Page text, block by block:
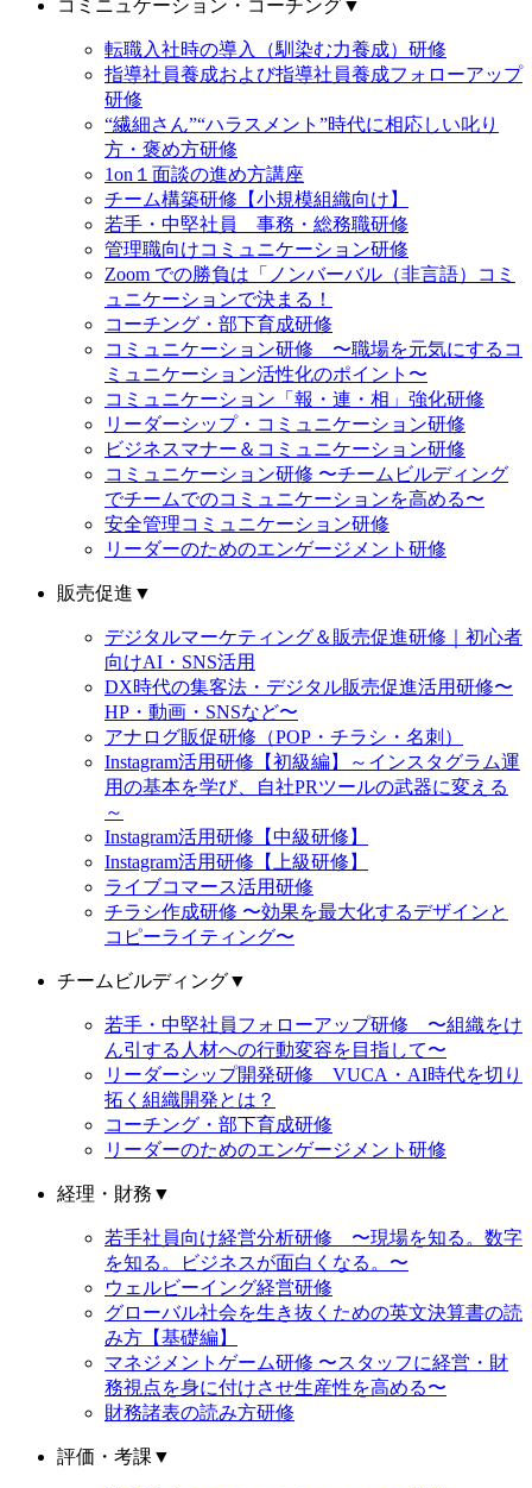
コミニュケーション・コーチング ▼
転職入社時の導入（馴染む力養成）研修
指導社員養成および指導社員養成フォローアップ
研修
“繊細さん”“ハラスメント”時代に相応しい叱り
方・褒め方研修
1on１面談の進め方講座
チーム構築研修【小規模組織向け】
若手・中堅社員 事務・総務職研修
管理職向けコミュニケーション研修
Zoom での勝負は「ノンバーバル（非言語）コミ
ュニケーションで決まる！
コーチング・部下育成研修
コミュニケーション研修 〜職場を元気にするコ
ミュニケーション活性化のポイント〜
コミュニケーション「報・連・相」強化研修
リーダーシップ・コミュニケーション研修
ビジネスマナー＆コミュニケーション研修
コミュニケーション研修 〜チームビルディング
でチームでのコミュニケーションを高める〜
安全管理コミュニケーション研修
リーダーのためのエンゲージメント研修
販売促進 ▼
デジタルマーケティング＆販売促進研修｜初心者
向けAI・SNS活用
DX時代の集客法・デジタル販売促進活用研修〜
HP・動画・SNSなど〜
アナログ販促研修（POP・チラシ・名刺）
Instagram活用研修【初級編】～インスタグラム運
用の基本を学び、自社PRツールの武器に変える
～
Instagram活用研修【中級研修】
Instagram活用研修【上級研修】
ライブコマース活用研修
チラシ作成研修 〜効果を最大化するデザインと
コピーライティング〜
チームビルディング▼
若手・中堅社員フォローアップ研修 〜組織をけ
ん引する人材への行動変容を目指して〜
リーダーシップ開発研修 VUCA・AI時代を切り
拓く組織開発とは？
コーチング・部下育成研修
リーダーのためのエンゲージメント研修
経理・財務 ▼
若手社員向け経営分析研修 〜現場を知る。数字
を知る。ビジネスが面白くなる。〜
ウェルビーイング経営研修
グローバル社会を生き抜くための英文決算書の読
み方【基礎編】
マネジメントゲーム研修 〜スタッフに経営・財
務視点を身に付けさせ生産性を高める〜
財務諸表の読み方研修
評価・考課 ▼